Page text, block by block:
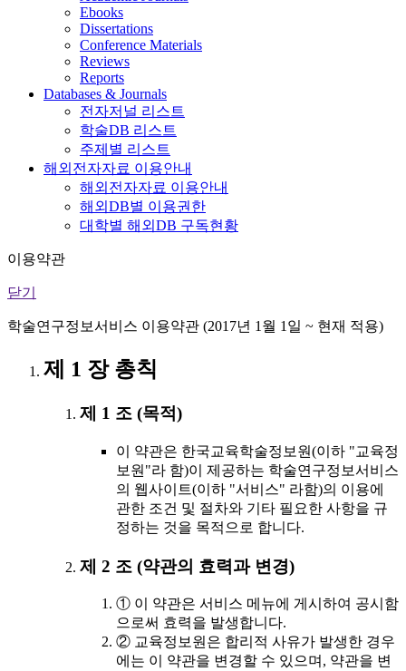
Ebooks
Dissertations
Conference Materials
Reviews
Reports
Databases & Journals
전자저널 리스트
학술DB 리스트
주제별 리스트
해외전자자료 이용안내
해외전자자료 이용안내
해외DB별 이용권한
대학별 해외DB 구독현황
이용약관
닫기
학술연구정보서비스 이용약관 (2017년 1월 1일 ~ 현재 적용)
제 1 장 총칙
제 1 조 (목적)
이 약관은 한국교육학술정보원(이하 "교육정
보원"라 함)이 제공하는 학술연구정보서비스
의 웹사이트(이하 "서비스" 라함)의 이용에
관한 조건 및 절차와 기타 필요한 사항을 규
정하는 것을 목적으로 합니다.
제 2 조 (약관의 효력과 변경)
① 이 약관은 서비스 메뉴에 게시하여 공시함
으로써 효력을 발생합니다.
② 교육정보원은 합리적 사유가 발생한 경우
에는 이 약관을 변경할 수 있으며, 약관을 변